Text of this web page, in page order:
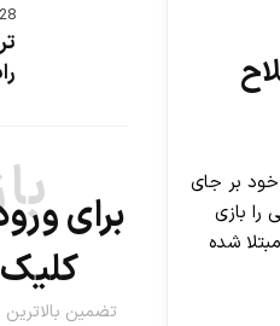
خود بر جای
را بازی
شده
28 آگوست 2022
برای
تضمین